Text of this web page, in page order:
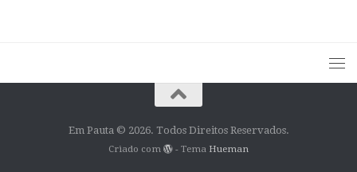
Em Pauta © 2026. Todos Direitos Reservados.
Criado com - Tema Hueman